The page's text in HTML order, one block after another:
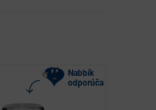
Nabbík
odporúča